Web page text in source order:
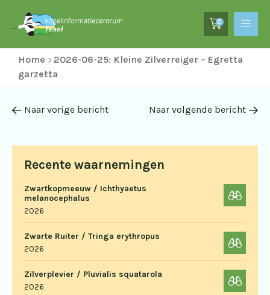
0
Home
2026-06-25: Kleine Zilverreiger – Egretta
garzetta
Recente waarnemingen
Zwartkopmeeuw / Ichthyaetus
melanocephalus
2026
Zwarte Ruiter / Tringa erythropus
2026
Zilverplevier / Pluvialis squatarola
2026
Naar vorige bericht Naar volgende bericht